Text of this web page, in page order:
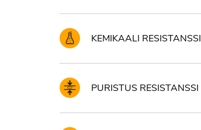
KEMIKAALI RESISTANSSI
PURISTUS RESISTANSSI